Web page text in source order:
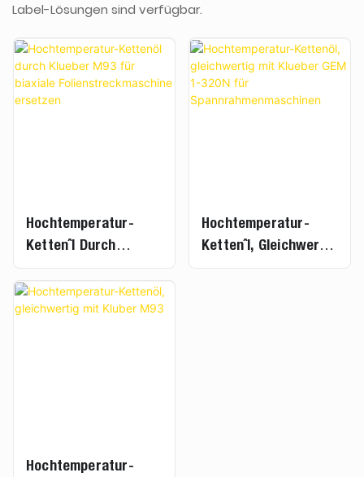
Label-Lösungen sind verfügbar.
Hochtemperatur-
Kettenöl Durch
Biaxiale
Folienstreckmaschin
Hochtemperatur-
Kettenöl, Gleichwertig
Hochtemperatur-